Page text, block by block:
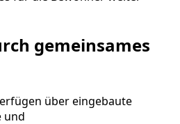
gemeinsames
über eingebaute
und